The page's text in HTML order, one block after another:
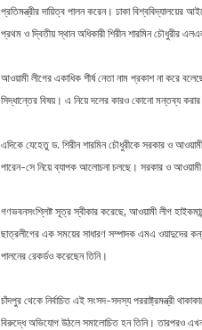
প্রতিমন্ত্রীর দায়িত্ব পালন করেন। ঢাকা বিশ্ববিদ্যালয়ের
প্রথম ও দ্বিতীয় স্থান অধিকারী শিরীন শারমিন চৌধুরীর
আওয়ামী লীগের একাধিক শীর্ষ নেতা নাম প্রকাশ না করে
সিদ্ধান্তের বিষয়। এ নিয়ে দলের কারও কোনো মন্তব্য
এদিকে যেহেতু ড. শিরীন শারমিন চৌধুরীকে সরকার ও
পারেন-সে নিয়ে ব্যাপক আলোচনা চলছে। সরকার ও আওয়ামী
গণভবনসংশ্লিষ্ট সূত্র স্বীকার করেছে, আওয়ামী লীগ
ছাত্রলীগের এক সময়ের সাধারণ সম্পাদক এমএ ওয়াদুদের কন্যা
পালনের রেকর্ডও করেছেন তিনি।
চাঁদপুর থেকে নির্বাচিত এই সংসদ-সদস্য পররাষ্ট্রমন্ত্রী
বিরুদ্ধে অভিযোগ উঠলে সমালোচিত হন তিনি। তারপরও এখন